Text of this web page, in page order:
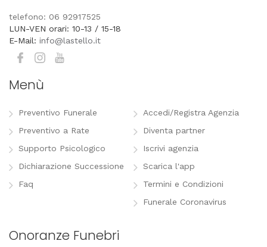
telefono: 06 92917525
LUN-VEN orari: 10-13 / 15-18
E-Mail: info@lastello.it
Menù
Preventivo Funerale
Preventivo a Rate
Supporto Psicologico
Dichiarazione Successione
Faq
Accedi/Registra Agenzia
Diventa partner
Iscrivi agenzia
Scarica l'app
Termini e Condizioni
Funerale Coronavirus
Onoranze Funebri